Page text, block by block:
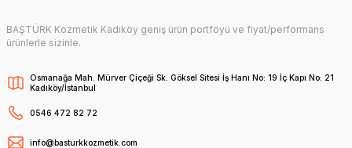
BAŞTÜRK Kozmetik Kadıköy geniş ürün portföyü ve fiyat/performans
ürünlerle sizinle.
Osmanağa Mah. Mürver Çiçeği Sk. Göksel Sitesi İş Hanı No: 19 İç Kapı No: 21
Kadıköy/İstanbul
0546 472 82 72
info@basturkkozmetik.com